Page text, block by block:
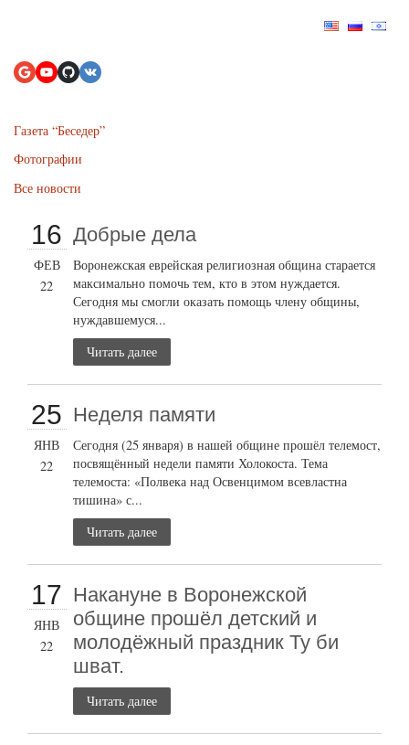
Газета “Беседер”
Фотографии
Все новости
16
ФЕВ
22
Добрые дела
Воронежская еврейская религиозная община старается
максимально помочь тем, кто в этом нуждается.
Сегодня мы смогли оказать помощь члену общины,
нуждавшемуся...
Читать далее
25
ЯНВ
22
Неделя памяти
Сегодня (25 января) в нашей общине прошёл телемост,
посвящённый недели памяти Холокоста. Тема
телемоста: «Полвека над Освенцимом всевластна
тишина» с...
Читать далее
17
ЯНВ
22
Накануне в Воронежской
общине прошёл детский и
молодёжный праздник Ту би
шват.
Читать далее